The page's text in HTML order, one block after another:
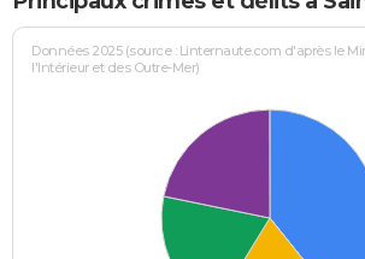
Données 2025 (source : Linternaute.com d'après le
l'Intérieur et des Outre-Mer)